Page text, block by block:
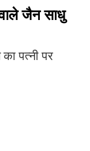
जैन साधु
पत्नी पर